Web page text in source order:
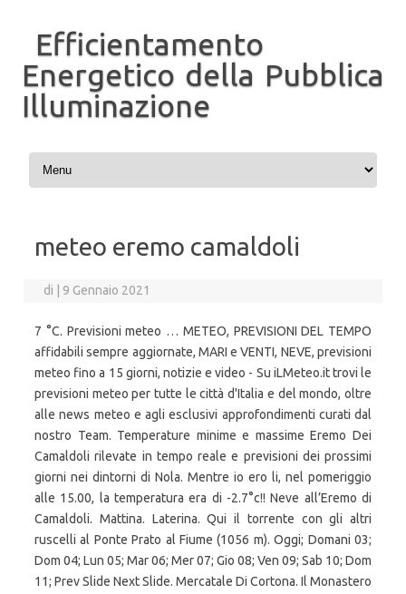
Efficientamento
Energetico della Pubblica
Illuminazione
Vai al contenuto
meteo eremo camaldoli
di 9 Gennaio 2021
7 °C. Previsioni meteo … METEO, PREVISIONI DEL TEMPO
affidabili sempre aggiornate, MARI e VENTI, NEVE, previsioni
meteo fino a 15 giorni, notizie e video - Su iLMeteo.it trovi le
previsioni meteo per tutte le città d'Italia e del mondo, oltre
alle news meteo e agli esclusivi approfondimenti curati dal
nostro Team. Temperature minime e massime Eremo Dei
Camaldoli rilevate in tempo reale e previsioni dei prossimi
giorni nei dintorni di Nola. Mentre io ero li, nel pomeriggio
alle 15.00, la temperatura era di -2.7°c!! Neve all’Eremo di
Camaldoli. Mattina. Laterina. Qui il torrente con gli altri
ruscelli al Ponte Prato al Fiume (1056 m). Oggi; Domani 03;
Dom 04; Lun 05; Mar 06; Mer 07; Gio 08; Ven 09; Sab 10; Dom
11; Prev Slide Next Slide. Mercatale Di Cortona. Il Monastero